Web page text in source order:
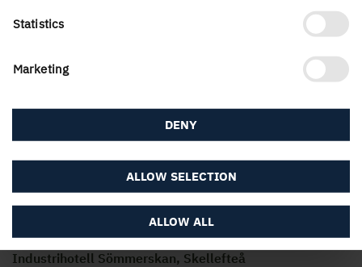
Statistics
Marketing
ALLOW ALL
ALLOW SELECTION
DENY
Industrihotell Sömmerskan, Skellefteå